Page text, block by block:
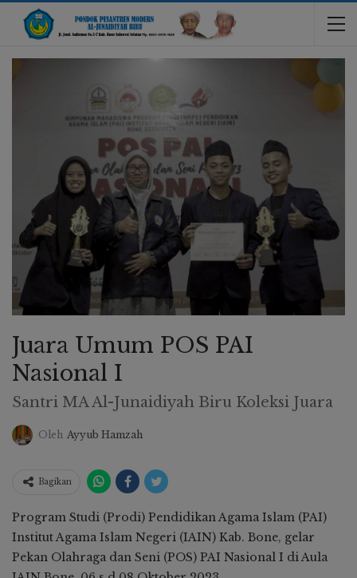
Juara Umum POS PAI
Nasional I
Santri MA Al-Junaidiyah Biru Koleksi Juara
Oleh Ayyub Hamzah
Bagikan
Program Studi (Prodi) Pendidikan Agama Islam (PAI)
Institut Agama Islam Negeri (IAIN) Kab. Bone, gelar
Pekan Olahraga dan Seni (POS) PAI Nasional I di Aula